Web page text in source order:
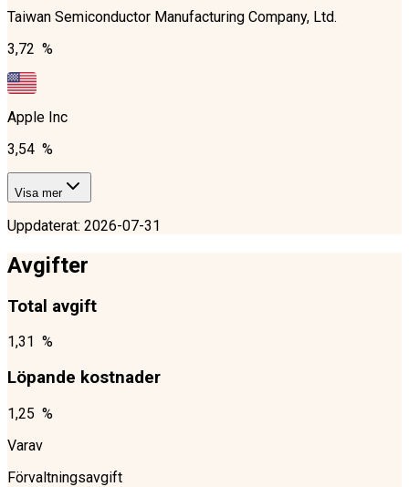
Taiwan Semiconductor Manufacturing Company, Ltd.
3,72 %
Apple Inc
3,54 %
Visa mer
Uppdaterat: 2026-07-31
Avgifter
Total avgift
1,31 %
Löpande kostnader
1,25 %
Varav
Förvaltningsavgift